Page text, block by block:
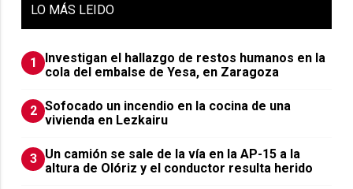
LO MÁS LEIDO
1
Investigan el hallazgo de restos humanos en la
cola del embalse de Yesa, en Zaragoza
2 Sofocado un incendio en la cocina de una
vivienda en Lezkairu
3 Un camión se sale de la vía en la AP-15 a la
altura de Olóriz y el conductor resulta herido